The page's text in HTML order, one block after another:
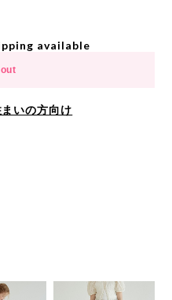
available
いの方向け